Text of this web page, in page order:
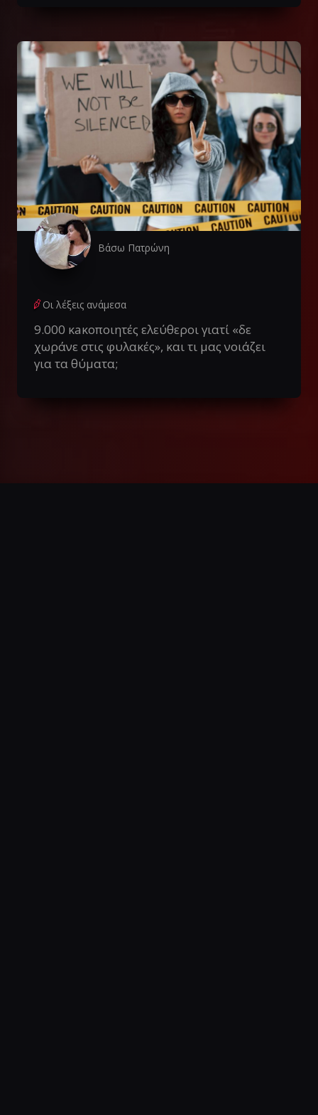
Βάσω Πατρώνη
Οι λέξεις ανάμεσα
9.000 κaκοποιητές ελεύθεροι γιατί «δε
χωράνε στις φυλακές», και τι μας νοιάζει
για τα θύματα;